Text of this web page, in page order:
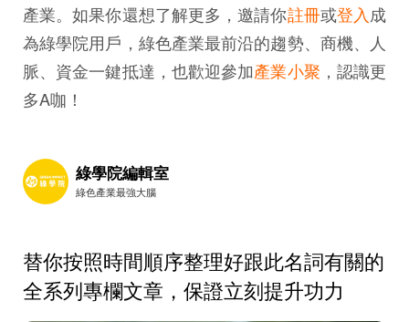
產業。如果你還想了解更多，邀請你註冊或登入 成
為綠學院用戶，綠色產業最前沿的趨勢、商機、人
脈、資金一鍵抵達，也歡迎參加產業小聚 ，認識更
多A咖！
綠學院編輯室
綠色產業最強大腦
替你按照時間順序整理好跟此名詞有關的
全系列專欄文章，保證立刻提升功力